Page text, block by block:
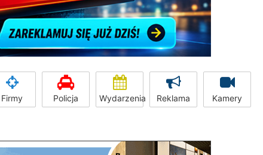
Firmy Policja Wydarzenia Reklama Kamery